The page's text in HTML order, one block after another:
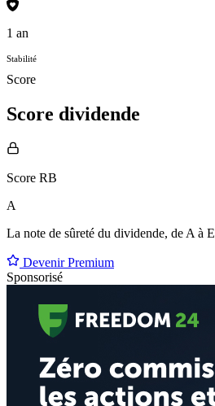
1 an
Stabilité
Score
Score dividende
Score RB
A
La note de sûreté du dividende, de A à E
Devenir Premium
Sponsorisé